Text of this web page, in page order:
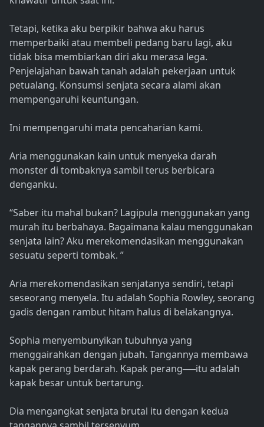
Tetapi, ketika aku berpikir bahwa aku harus
memperbaiki atau membeli pedang baru lagi, aku
tidak bisa membiarkan diri aku merasa lega.
Penjelajahan bawah tanah adalah pekerjaan untuk
petualang. Konsumsi senjata secara alami akan
mempengaruhi keuntungan.
Ini mempengaruhi mata pencaharian kami.
Aria menggunakan kain untuk menyeka darah
monster di tombaknya sambil terus berbicara
denganku.
“Saber itu mahal bukan? Lagipula menggunakan yang
murah itu berbahaya. Bagaimana kalau menggunakan
senjata lain? Aku merekomendasikan menggunakan
sesuatu seperti tombak. ”
Aria merekomendasikan senjatanya sendiri, tetapi
seseorang menyela. Itu adalah Sophia Rowley, seorang
gadis dengan rambut hitam halus di belakangnya.
Sophia menyembunyikan tubuhnya yang
menggairahkan dengan jubah. Tangannya membawa
kapak perang berdarah. Kapak perang──itu adalah
kapak besar untuk bertarung.
Dia mengangkat senjata brutal itu dengan kedua